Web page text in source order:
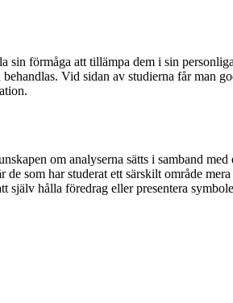
förmåga att tillämpa dem i sin
Vid sidan av studierna får man
om analyserna sätts i samband
som har studerat ett särskilt område
själv hålla föredrag eller presentera